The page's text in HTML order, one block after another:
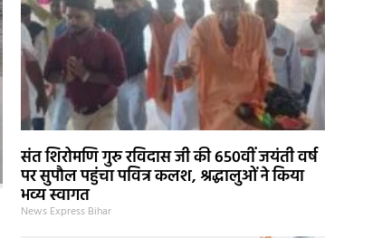
संत शिरोमणि गुरु रविदास जी की 650वीं जयंती वर्ष
पर सुपौल पहुंचा पवित्र कलश, श्रद्धालुओं ने किया
भव्य स्वागत
News Express Bihar